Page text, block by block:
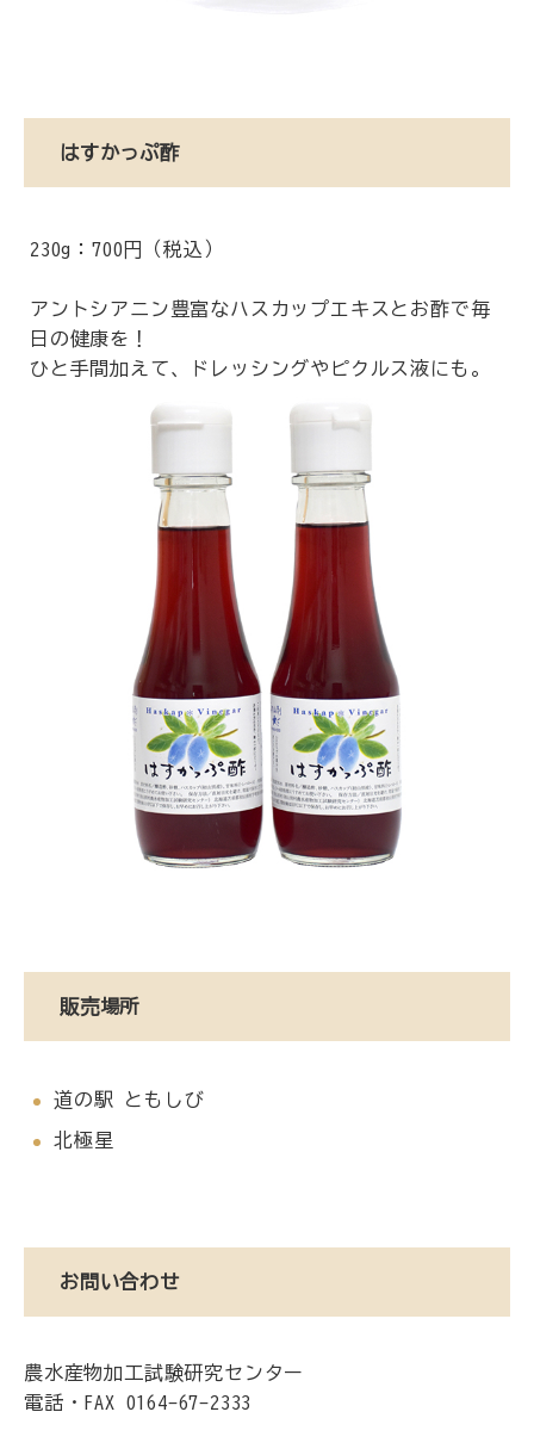
はすかっぷ酢
230g：700円（税込）
アントシアニン豊富なハスカップエキスとお酢で毎
日の健康を！
ひと手間加えて、ドレッシングやピクルス液にも。
販売場所
道の駅 ともしび
北極星
お問い合わせ
農水産物加工試験研究センター
電話・FAX 0164-67-2333